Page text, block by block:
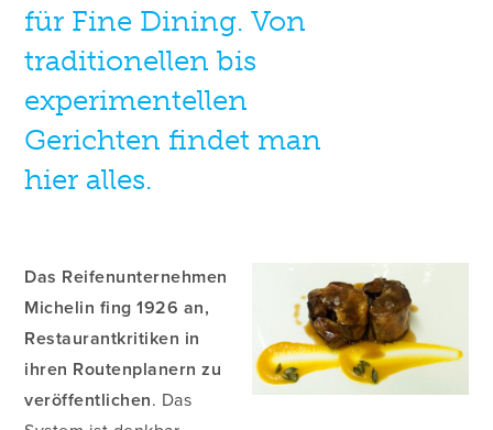
für Fine Dining. Von
traditionellen bis
experimentellen
Gerichten findet man
hier alles.
Das Reifenunternehmen
Michelin fing 1926 an,
Restaurantkritiken in
ihren Routenplanern zu
veröffentlichen. Das